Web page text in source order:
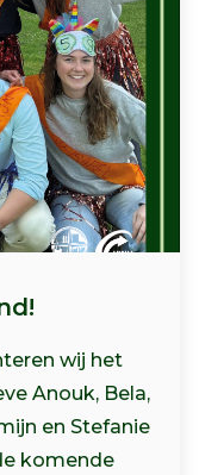
wij het
Anouk, Bela,
en Stefanie
komende